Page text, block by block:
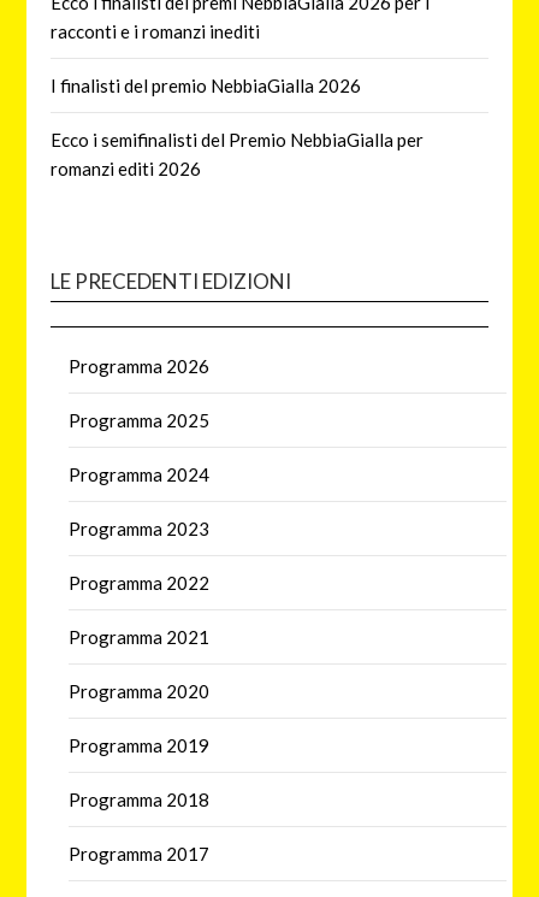
racconti e i romanzi inediti
I finalisti del premio NebbiaGialla 2026
Ecco i semifinalisti del Premio NebbiaGialla per
romanzi editi 2026
LE PRECEDENTI EDIZIONI
Programma 2026
Programma 2025
Programma 2024
Programma 2023
Programma 2022
Programma 2021
Programma 2020
Programma 2019
Programma 2018
Programma 2017